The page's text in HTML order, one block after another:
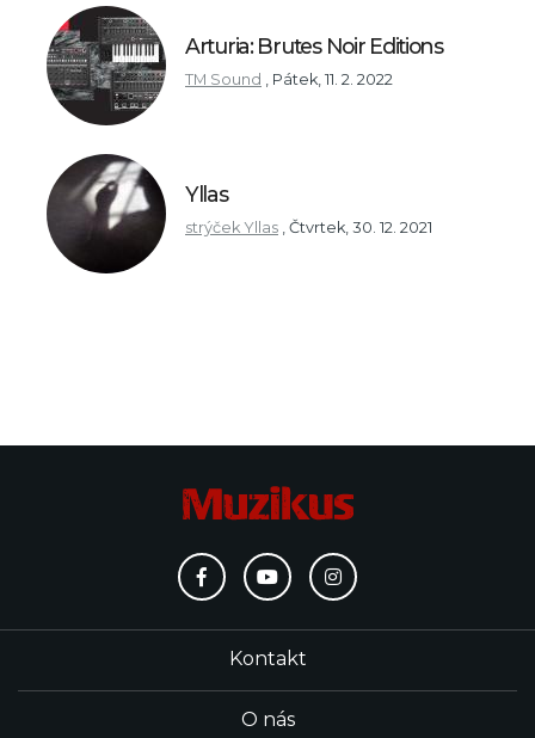
Arturia: Brutes Noir Editions
TM Sound Pátek, 11. 2. 2022
Yllas
strýček Yllas Čtvrtek, 30. 12. 2021
Kontakt
O nás